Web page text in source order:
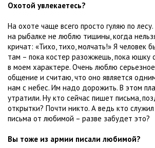
Охотой увлекаетесь?
На охоте чаще всего просто гуляю по
на рыбалке не люблю тишины, когда
кричат: «Тихо, тихо, молчать!» Я человек
там – пока костер разожжешь, пока юшку
в моем характере. Очень люблю
общение и считаю, что оно является
нам с небес. Им надо дорожить. В этом
утратили. Ну кто сейчас пишет письма,
открытки? Почти никто. А ведь кто
письма от любимой – разве забудет это?
Вы тоже из армии писали любимой?